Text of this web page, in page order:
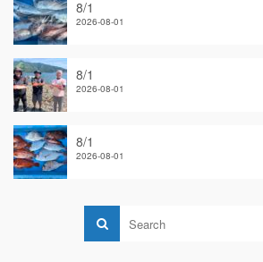
8/1
2026-08-01
8/1
2026-08-01
8/1
2026-08-01